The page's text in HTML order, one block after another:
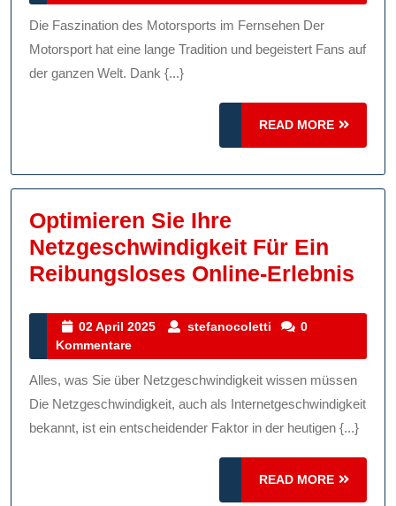
Im
TV:
Rennen
2025
Die Faszination des Motorsports im Fernsehen Der
Motorsport hat eine lange Tradition und begeistert Fans auf
der ganzen Welt. Dank {...}
READ MORE
READ
MORE
Optimieren Sie Ihre
Netzgeschwindigkeit Für Ein
Reibungsloses Online-Erlebnis
Für
Ein
02 April 2025
02
2025
stefanocoletti stefanocoletti
0
Kommentare
Alles, was Sie über Netzgeschwindigkeit wissen müssen
Die Netzgeschwindigkeit, auch als Internetgeschwindigkeit
bekannt, ist ein entscheidender Faktor in der heutigen {...}
READ MORE
READ
MORE